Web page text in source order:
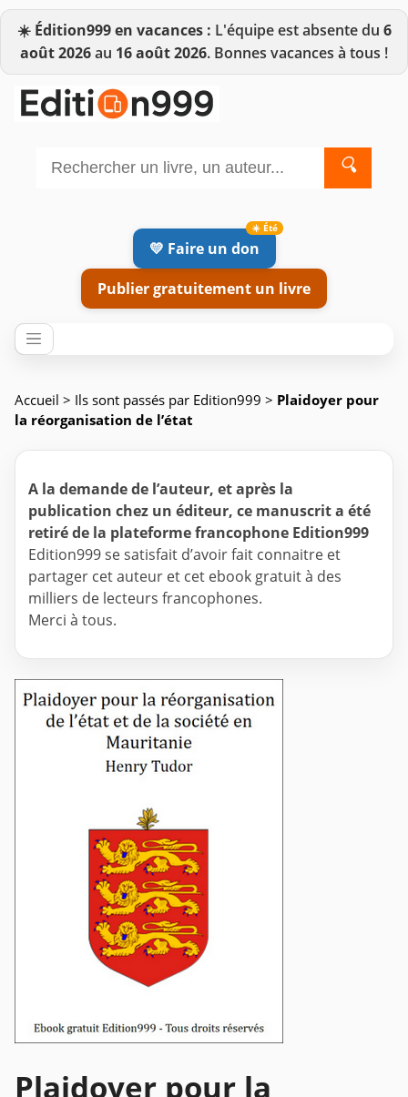
☀️ Édition999 en vacances : L'équipe est absente du 6
août 2026au 16 août 2026. Bonnes vacances à tous !
🔍
💛 Faire un don
Publier gratuitement un livre
Accueil > Ils sont passés par Edition999 > Plaidoyer pour
la réorganisation de l’état
A la demande de l’auteur, et après la
publication chez un éditeur, ce manuscrit a été
retiré de la plateforme francophone Edition999
Edition999 se satisfait d’avoir fait connaitre et
partager cet auteur et cet ebook gratuit à des
milliers de lecteurs francophones.
Merci à tous.
Plaidoyer pour la